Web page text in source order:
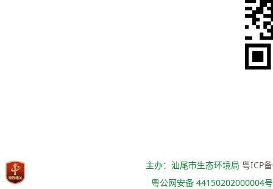
主办：汕尾市生态环境局粤ICP
粤公网安备 44150202000004号